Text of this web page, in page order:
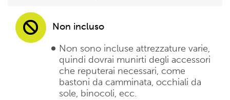
Non incluso
Non sono incluse attrezzature varie,
quindi dovrai munirti degli accessori
che reputerai necessari, come
bastoni da camminata, occhiali da
sole, binocoli, ecc.